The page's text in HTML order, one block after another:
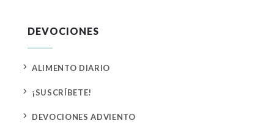
DEVOCIONES
5 ALIMENTO DIARIO
5 ¡SUSCRÍBETE!
5 DEVOCIONES ADVIENTO